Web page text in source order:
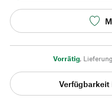
Vorrätig,
Verfügbarkeit